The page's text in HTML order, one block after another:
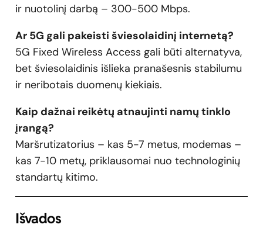
ir nuotolinį darbą – 300-500 Mbps.
Ar 5G gali pakeisti šviesolaidinį internetą?
5G Fixed Wireless Access gali būti alternatyva,
bet šviesolaidinis išlieka pranašesnis stabilumu
ir neribotais duomenų kiekiais.
Kaip dažnai reikėtų atnaujinti namų tinklo
įrangą?
Maršrutizatorius – kas 5-7 metus, modemas –
kas 7-10 metų, priklausomai nuo technologinių
standartų kitimo.
Išvados